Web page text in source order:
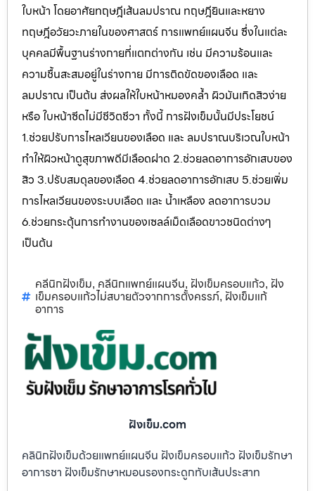
ใบหน้า โดยอาศัยทฤษฎีเส้นลมปราณ ทฤษฎียินและหยาง
ทฤษฎีอวัยวะภายในของศาสตร์ การแพทย์แผนจีน ซึ่งในแต่ละ
บุคคลมีพื้นฐานร่างกายที่แตกต่างกัน เช่น มีความร้อนและ
ความชื้นสะสมอยู่ในร่างกาย มีการติดขัดของเลือด และ
ลมปราณ เป็นต้น ส่งผลให้ใบหน้าหมองคล้ำ ผิวมันเกิดสิวง่าย
หรือ ใบหน้าซีดไม่มีชีวิตชีวา ทั้งนี้ การฝังเข็มนั้นมีประโยชน์
1.ช่วยปรับการไหลเวียนของเลือด และ ลมปราณบริเวณใบหน้า
ทำให้ผิวหน้าดูสุขภาพดีมีเลือดฝาด 2.ช่วยลดอาการอักเสบของ
สิว 3.ปรับสมดุลของเลือด 4.ช่วยลดอาการอักเสบ 5.ช่วยเพิ่ม
การไหลเวียนของระบบเลือด และ น้ำเหลือง ลดอาการบวม
6.ช่วยกระตุ้นการทำงานของเซลล์เม็ดเลือดขาวชนิดต่างๆ
เป็นต้น
คลีนิกฝังเข็ม, คลีนิกแพทย์แผนจีน, ฝังเข็มครอบแก้ว, ฝัง
เข็มครอบแก้วไม่สบายตัวจากการตั้งครรภ์, ฝังเข็มแก้
อาการ
ฝังเข็ม.com
คลินิกฝังเข็มด้วยแพทย์แผนจีน ฝังเข็มครอบแก้ว ฝังเข็มรักษา
อาการชา ฝังเข็มรักษาหมอนรองกระดูกทับเส้นประสาท